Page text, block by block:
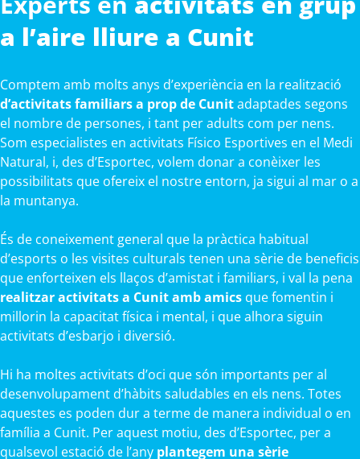
a l’aire lliure a Cunit
Comptem amb molts anys d’experiència en la realització
d’activitats familiars a prop de Cunitadaptades segons
el nombre de persones, i tant per adults com per nens.
Som especialistes en activitats Físico Esportives en el Medi
Natural, i, des d’Esportec, volem donar a conèixer les
possibilitats que ofereix el nostre entorn, ja sigui al mar o a
la muntanya.
És de coneixement general que la pràctica habitual
d’esports o les visites culturals tenen una sèrie de beneficis
que enforteixen els llaços d’amistat i familiars, i val la pena
realitzar activitats a Cunit amb amics que fomentin i
millorin la capacitat física i mental, i que alhora siguin
activitats d’esbarjo i diversió.
Hi ha moltes activitats d’oci que són importants per al
desenvolupament d’hàbits saludables en els nens. Totes
aquestes es poden dur a terme de manera individual o en
família a Cunit. Per aquest motiu, des d’Esportec, per a
qualsevol estació de l’any plantegem una sèrie